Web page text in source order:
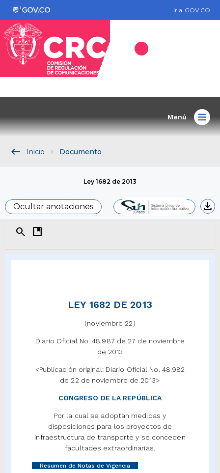
ir a GOV.CO
Menú
keyboard_backspace Inicio Documento
Ley 1682 de 2013
Ocultar anotaciones
download
search developer_guide
LEY 1682 DE 2013
(noviembre 22)
Diario Oficial No. 48.987 de 27 de noviembre
de 2013
<Publicación original: Diario Oficial No. 48.982
de 22 de noviembre de 2013>
CONGRESO DE LA REPÚBLICA
Por la cual se adoptan medidas y
disposiciones para los proyectos de
infraestructura de transporte y se conceden
facultades extraordinarias.
Resumen de Notas de Vigencia